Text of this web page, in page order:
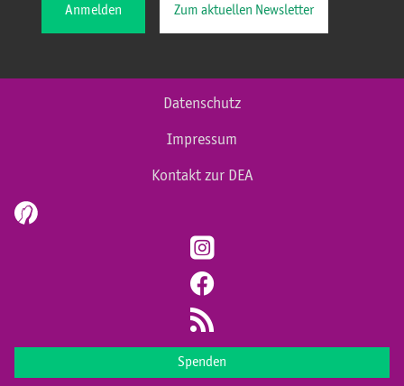
Anmelden Zum aktuellen Newsletter
Datenschutz
Impressum
Kontakt zur DEA
Spenden